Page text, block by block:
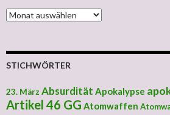
MONATLICHE ARCHIVE
STICHWÖRTER
23. März Absurdität Apokalypse
Artikel 46 GG Atomwaffen